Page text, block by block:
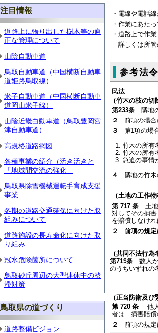
注目情報
道路上に張り出した樹木等の適
正な管理について
山陰自動車道
鳥取自動車道（中国横断自動車
道姫路鳥取線）
米子自動車道（中国横断自動車
道岡山米子線）
山陰近畿自動車道（鳥取豊岡宮
津自動車道）
高規格道路網図
各種事業の紹介（活き活きと
「地域間交流の強化」
鳥取県除雪機械運転手育成支援
事業
冬期の道路交通確保に向けた取
組みについて
道路施設の長寿命化に向けた取
り組み
冠水危険箇所について
鳥取砂丘周辺の大型連休中の渋
滞対策
鳥取県の道づくり
道路整備ビジョン
・電線や電話
・作業にあた
・道路上で作
詳しくは所管
参考法令
民法
（竹木の枝の切
第233条 隣地
２
前項の場合
３
第1項の場
竹木の所有
竹木の所有
急迫の事情
４
隣地の竹木
（土地の工作
第 717 条 土
対してその損
を賠償しなけれ
２ 前項の規定
（共同不法行為
第719条 数人が
のうちいずれの
（正当防衛及び
第 720 条 他人
者は、損害賠
２ 前項の規定